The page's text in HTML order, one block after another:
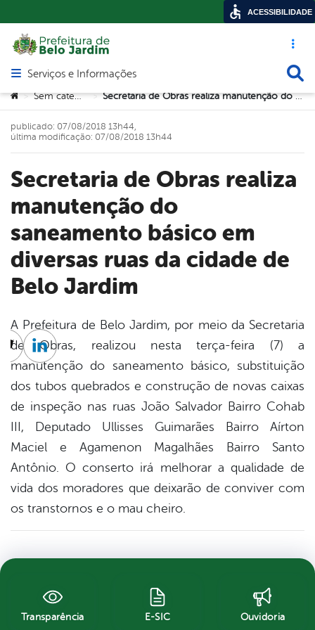
Acesso
Abrir menu principal de navegação
Serviços e Informações
Você está aqui:
> Sem categoria > Secretaria de Obras realiza manutenção do saneamento básico em diversas ruas da cidade de Belo Jardim
Secretaria de Obras realiza
manutenção do
saneamento básico em
diversas ruas da cidade de
Belo Jardim
publicado: 07/08/2018 13h44,
última modificação: 07/08/2018 13h44
A Prefeitura de Belo Jardim, por meio da Secretaria
de Obras, realizou nesta terça-feira (7) a
manutenção do saneamento básico, substituição
dos tubos quebrados e construção de novas caixas
de inspeção nas ruas João Salvador Bairro Cohab
III, Deputado Ullisses Guimarães Bairro Aírton
Maciel e Agamenon Magalhães Bairro Santo
Antônio. O conserto irá melhorar a qualidade de
vida dos moradores que deixarão de conviver com
os transtornos e o mau cheiro.
Twitter
Linkedin
Transparência E-SIC Ouvidoria
ACESSIBILIDADE